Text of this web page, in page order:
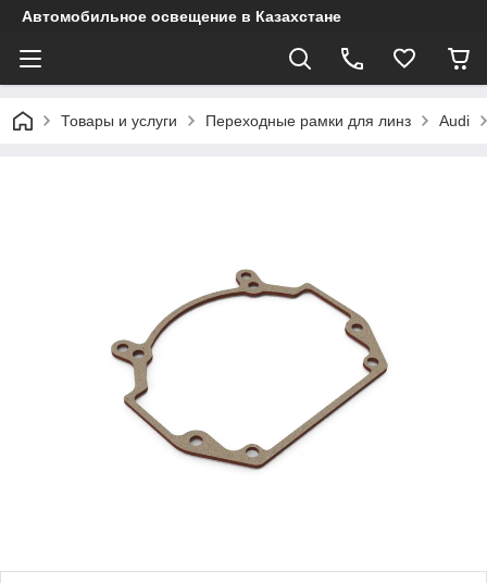
Автомобильное освещение в Казахстане
Товары и услуги Переходные рамки для линз Audi